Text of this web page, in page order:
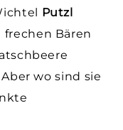
Putzl
Bären
wo sind sie